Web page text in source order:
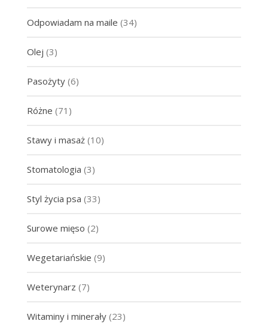
Odpowiadam na maile (34)
Olej (3)
Pasożyty(6)
Różne (71)
Stawy i masaż(10)
Stomatologia (3)
Styl życia psa (33)
Surowe mięso (2)
Wegetariańskie (9)
Weterynarz (7)
Witaminy i minerały(23)